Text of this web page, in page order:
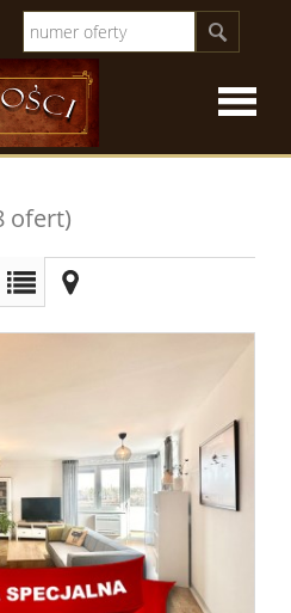
O
Oferty
Oferty
ofert)